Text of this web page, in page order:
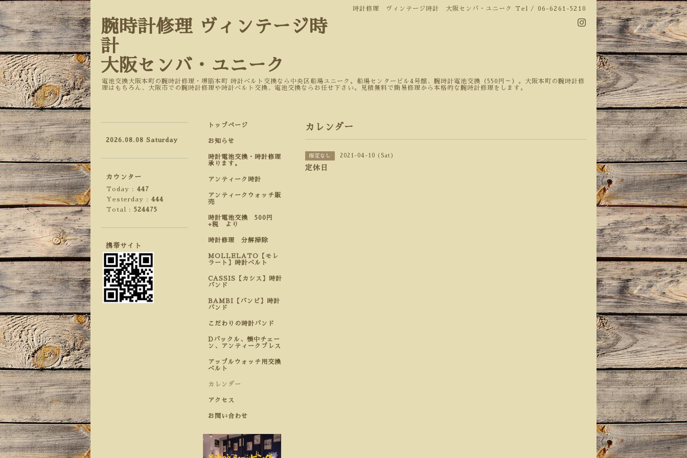
時計修理 ヴィンテージ時計 大阪センバ・ユニーク Tel / 06-6261-5210
腕時計修理 ヴィンテージ時
計
大阪センバ・ユニーク
電池交換大阪本町の腕時計修理・堺筋本町 時計ベルト交換なら中央区船場ユニーク。船場センタービル4号館、腕時計電池交換（550円～）。大阪本町の腕時計修
理はもちろん、大阪市での腕時計修理や時計ベルト交換、電池交換ならお任せ下さい。見積無料で簡易修理から本格的な腕時計修理をします。
カレンダー
指定なし 2021-04-10 (Sat)
定休日
トップページ
お知らせ
時計電池交換・時計修理
承ります。
アンティーク時計
アンティークウォッチ販
売
時計電池交換 500円
+税 より
時計修理 分解掃除
MOLLELATO【モレ
ラート】時計ベルト
CASSIS【カシス】時計
バンド
BAMBI【バンビ】時計
バンド
こだわりの時計バンド
Dバックル、懐中チェー
ン、アンティークブレス
アップルウォッチ用交換
ベルト
カレンダー
アクセス
お問い合わせ
2026.08.08 Saturday
カウンター
Today : 447
Yesterday : 444
Total : 524475
携帯サイト